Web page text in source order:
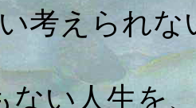
考えられな
ない人生を